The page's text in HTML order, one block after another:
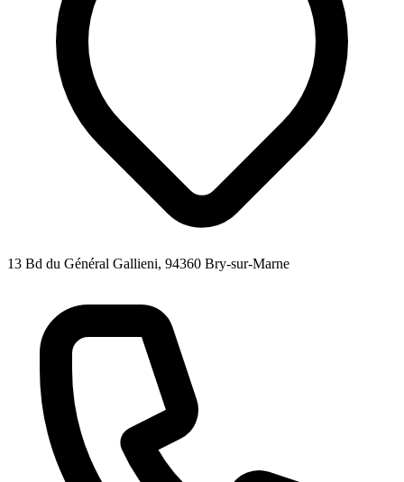
13 Bd du Général Gallieni, 94360 Bry-sur-Marne